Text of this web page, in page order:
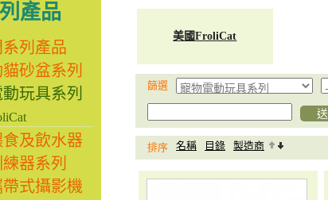
產品
列產品
砂盆系列
玩具系列
及飲水器
器系列
式攝影機
美國FroliCat
篩選
排序 名稱 目錄 製造商